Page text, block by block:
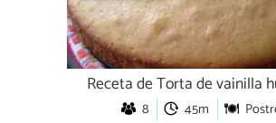
Receta de Torta de vainilla
8 45m